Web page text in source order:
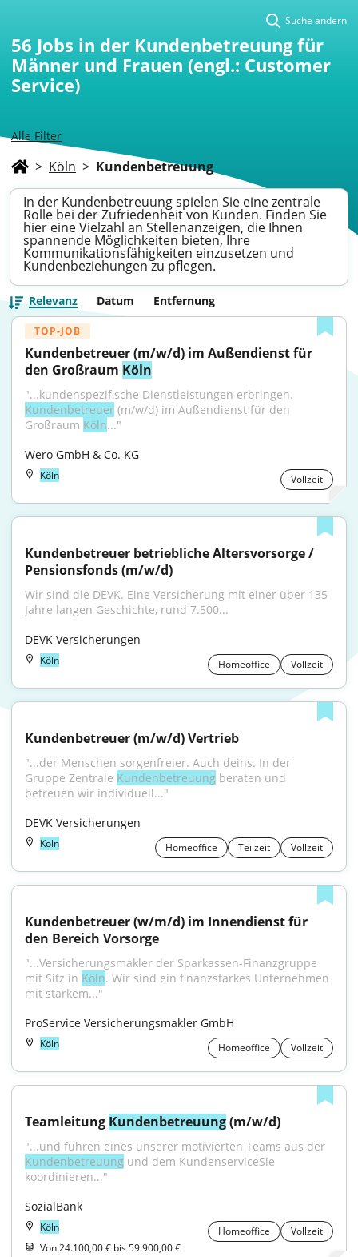
Alle Filter
Suche ändern
56 Jobs in der Kundenbetreuung für
Männer und Frauen (engl.: Customer
Service)
> Köln > Kundenbetreuung
In der Kundenbetreuung spielen Sie eine zentrale
Rolle bei der Zufriedenheit von Kunden. Finden Sie
hier eine Vielzahl an Stellenanzeigen, die Ihnen
spannende Möglichkeiten bieten, Ihre
Kommunikationsfähigkeiten einzusetzen und
Kundenbeziehungen zu pflegen.
Relevanz Datum Entfernung
TOP-JOB
Kundenbetreuer (m/w/d) im Außendienst für
den Großraum Köln
Kundenbetreuer (m/w/d) im Außendienst für den
Großraum Köln..."
Wero GmbH & Co. KG
Köln Vollzeit
Kundenbetreuer betriebliche Altersvorsorge /
Pensionsfonds (m/w/d)
Wir sind die DEVK. Eine Versicherung mit einer über 135
Jahre langen Geschichte, rund 7.500...
DEVK Versicherungen
Köln Homeoffice Vollzeit
Kundenbetreuer (m/w/d) Vertrieb
"...der Menschen sorgenfreier. Auch deins. In der
Gruppe Zentrale Kundenbetreuung beraten und
betreuen wir individuell..."
DEVK Versicherungen
Köln Homeoffice Teilzeit Vollzeit
Kundenbetreuer (w/m/d) im Innendienst für
den Bereich Vorsorge
"...Versicherungsmakler der Sparkassen-Finanzgruppe
mit Sitz in Köln. Wir sind ein finanzstarkes Unternehmen
mit starkem..."
ProService Versicherungsmakler GmbH
Köln Homeoffice Vollzeit
Teamleitung Kundenbetreuung (m/w/d)
Kundenbetreuung und dem KundenserviceSie
koordinieren..."
SozialBank
Köln Homeoffice
Vollzeit
Von 24.100,00 € bis 59.900,00 €